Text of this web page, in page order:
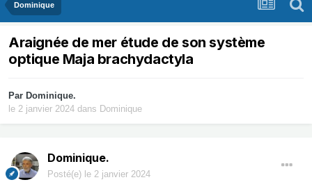
Dominique
Araignée de mer étude de son système
optique Maja brachydactyla
Par Dominique.
le 2 janvier 2024 dans Dominique
Dominique.
Posté(e) le 2 janvier 2024